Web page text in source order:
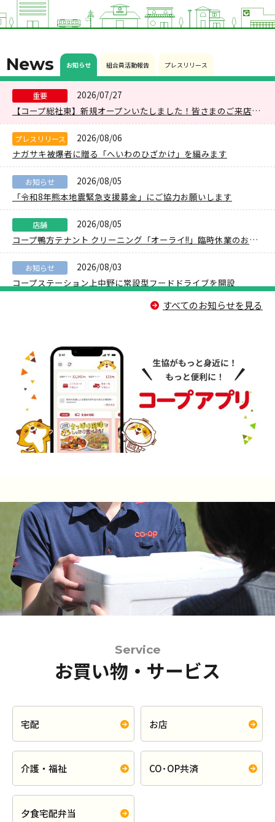
News お知らせ 組合員活動報告 プレスリリース
重要
2026/07/27
【コープ総社東】新規オープンいたしました！皆さまのご来店をお待ちしております
プレスリリース
2026/08/06
ナガサキ被爆者に贈る「へいわのひざかけ」を編みます
お知らせ
2026/08/05
「令和8年熊本地震緊急支援募金」にご協力お願いします
店舗
2026/08/05
コープ鴨方テナント クリーニング「オーライ!!」​臨時休業のお知らせ
お知らせ
2026/08/03
コープステーション上中野に常設型フードドライブを開設
プレスリリース
2026/08/03
災害疑似体験とポリ袋クッキング ～みんなで学ぶ 防災教室～
プレスリリース
2026/07/27
生協牛乳について学 び、生産者を応援 しよう！小学生 が 模擬乳しぼり体験
お知らせ
2026/07/27
パラノルディックスキー日本代表 新田佳浩選手が来訪
プレスリリース
2026/07/24
すべてのお知らせを見る
Service
お買い物・サービス
宅配 お店
介護・福祉 CO･OP共済
夕食宅配弁当